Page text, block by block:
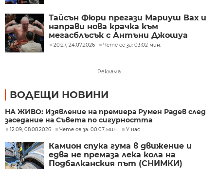
Тайсън Фюри прегази Мариуш Вах и
направи нова крачка към
мегасблъсък с Антъни Джошуа
20:27, 24.07.2026 Чете се за: 03:02 мин.
Реклама
ВОДЕЩИ НОВИНИ
НА ЖИВО: Изявление на премиера Румен Радев след
заседание на Съвета по сигурността
12:09, 08.08.2026 Чете се за: 00:07 мин. У нас
Камион спука гума в движение и
едва не премаза лека кола на
Подбалканския път (СНИМКИ)